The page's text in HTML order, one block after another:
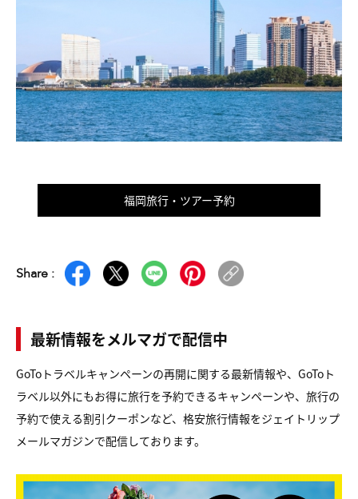
福岡旅行・ツアー予約
Share :
最新情報をメルマガで配信中
GoToトラベルキャンペーンの再開に関する最新情報や、GoToト
ラベル以外にもお得に旅行を予約できるキャンペーンや、旅行の
予約で使える割引クーポンなど、格安旅行情報をジェイトリップ
メールマガジンで配信しております。